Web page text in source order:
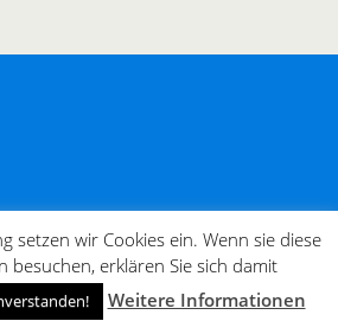
setzen wir Cookies ein. Wenn sie diese
besuchen, erklären Sie sich damit
Weitere Informationen